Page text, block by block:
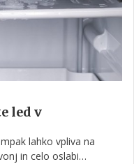
led v
lahko vpliva na
in celo oslabi